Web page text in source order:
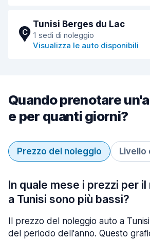
C
Tunisi Berges du Lac
1 sedi di noleggio
Visualizza le auto disponibili
Quando prenotare
e per quanti giorni?
Prezzo del noleggio Livello
In quale mese i prezzi per
a Tunisi sono più bassi?
Il prezzo del noleggio auto a
del periodo dell'anno. Questo